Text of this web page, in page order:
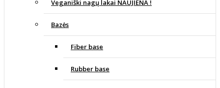
Veganiški nagų lakai NAUJIENA !
Bazės
Fiber base
Rubber base